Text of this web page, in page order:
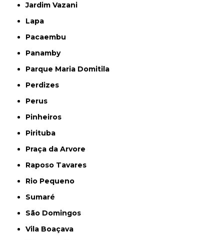
Jardim Vazani
Lapa
Pacaembu
Panamby
Parque Maria Domitila
Perdizes
Perus
Pinheiros
Pirituba
Praça da Arvore
Raposo Tavares
Rio Pequeno
Sumaré
São Domingos
Vila Boaçava